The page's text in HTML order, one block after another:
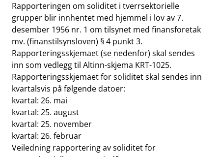
Rapporteringen om soliditet i tverrsektorielle
grupper blir innhentet med hjemmel i lov av 7.
desember 1956 nr. 1 om tilsynet med finansforetak
mv. (finanstilsynsloven) § 4 punkt 3.
Rapporteringsskjemaet (se nedenfor) skal sendes
inn som vedlegg til Altinn-skjema KRT-1025.
Rapporteringsskjemaet for soliditet skal sendes inn
kvartalsvis på følgende datoer:
kvartal: 26. mai
kvartal: 25. august
kvartal: 25. november
kvartal: 26. februar
Veiledning rapportering av soliditet for